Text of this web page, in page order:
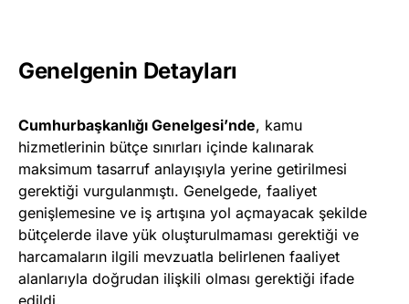
Genelgenin Detayları
Cumhurbaşkanlığı Genelgesi’nde, kamu
hizmetlerinin bütçe sınırları içinde kalınarak
maksimum tasarruf anlayışıyla yerine getirilmesi
gerektiği vurgulanmıştı. Genelgede, faaliyet
genişlemesine ve iş artışına yol açmayacak şekilde
bütçelerde ilave yük oluşturulmaması gerektiği ve
harcamaların ilgili mevzuatla belirlenen faaliyet
alanlarıyla doğrudan ilişkili olması gerektiği ifade